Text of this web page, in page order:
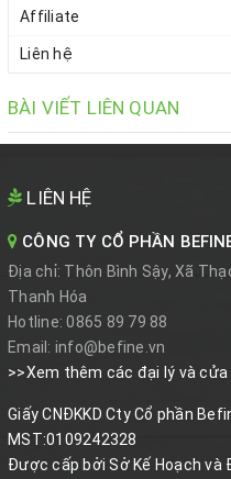
Affiliate
Liên hệ
BÀI VIẾT LIÊN QUAN
LIÊN HỆ
CÔNG TY CỔ PHẦN
Địa chỉ: Thôn Bình Sậy, Xã
Thanh Hóa
Hotline: 0865 89 79 88
Email: info@befine.vn
>>Xem thêm các đại lý và cửa
Giấy CNĐKKD Cty Cổ phần
MST:0109242328
Được cấp bởi Sở Kế Hoạch và